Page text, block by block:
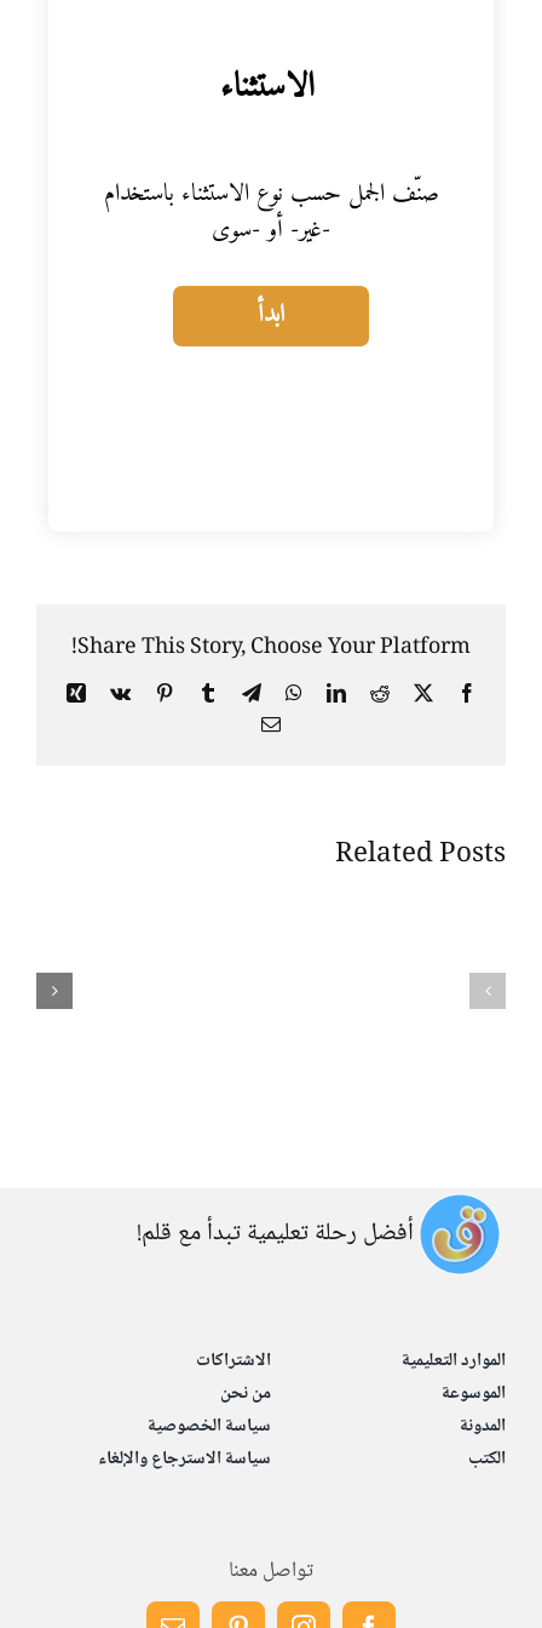
الألعاب التفاعلية
الاستثناء
صنّف الجمل حسب نوع الاستثناء باستخدام
-غير- أو -سوى
Share This Story, Choose Your Platform!
Facebook
X
Reddit
LinkedIn
WhatsApp
Telegram
Tumblr
Pinterest
Vk
Xing
Email
Related Posts
أفضل رحلة تعليمية تبدأ مع قلم!
الموارد التعليمية
الموسوعة
المدونة
الكتب
الاشتراكات
من نحن
سياسة الخصوصية
سياسة الاسترجاع والإلغاء
تواصل معنا